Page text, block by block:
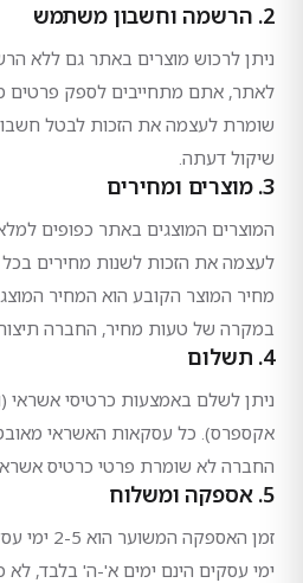
2. הרשמה וחשבון משתמש
ניתן לרכוש מוצרים באתר גם ללא
לאתר, אתם מתחייבים לספק פרטים
שומרת לעצמה את הזכות לבטל
שיקול דעתה.
3. מוצרים ומחירים
המוצרים המוצגים באתר כפופים
לעצמה את הזכות לשנות מחירים
מחיר המוצר הקובע הוא המחיר
במקרה של טעות מחיר, החברה
4. תשלום
ניתן לשלם באמצעות כרטיסי אשראי
החברה לא שומרת פרטי כרטיס
5. אספקה ומשלוח
זמן
ימי עסקים הינם ימים א'-ה' בלבד, לא